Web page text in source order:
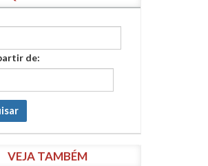
de:
VEJA TAMBÉM